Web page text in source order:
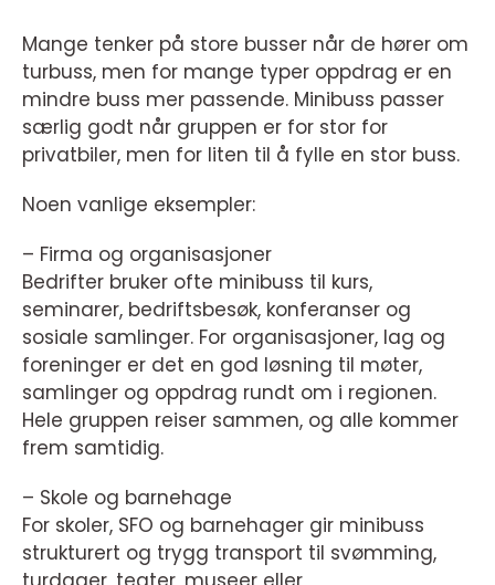
Mange tenker på store busser når de hører om
turbuss, men for mange typer oppdrag er en
mindre buss mer passende. Minibuss passer
særlig godt når gruppen er for stor for
privatbiler, men for liten til å fylle en stor buss.
Noen vanlige eksempler:
– Firma og organisasjoner
Bedrifter bruker ofte minibuss til kurs,
seminarer, bedriftsbesøk, konferanser og
sosiale samlinger. For organisasjoner, lag og
foreninger er det en god løsning til møter,
samlinger og oppdrag rundt om i regionen.
Hele gruppen reiser sammen, og alle kommer
frem samtidig.
– Skole og barnehage
For skoler, SFO og barnehager gir minibuss
strukturert og trygg transport til svømming,